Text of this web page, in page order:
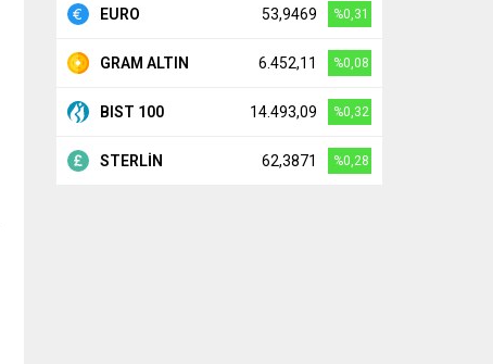
EURO 53,9469 %0,31
GRAM ALTIN 6.452,11 %0,08
BIST 100 14.493,09 %0,32
STERLİN 62,3871 %0,28